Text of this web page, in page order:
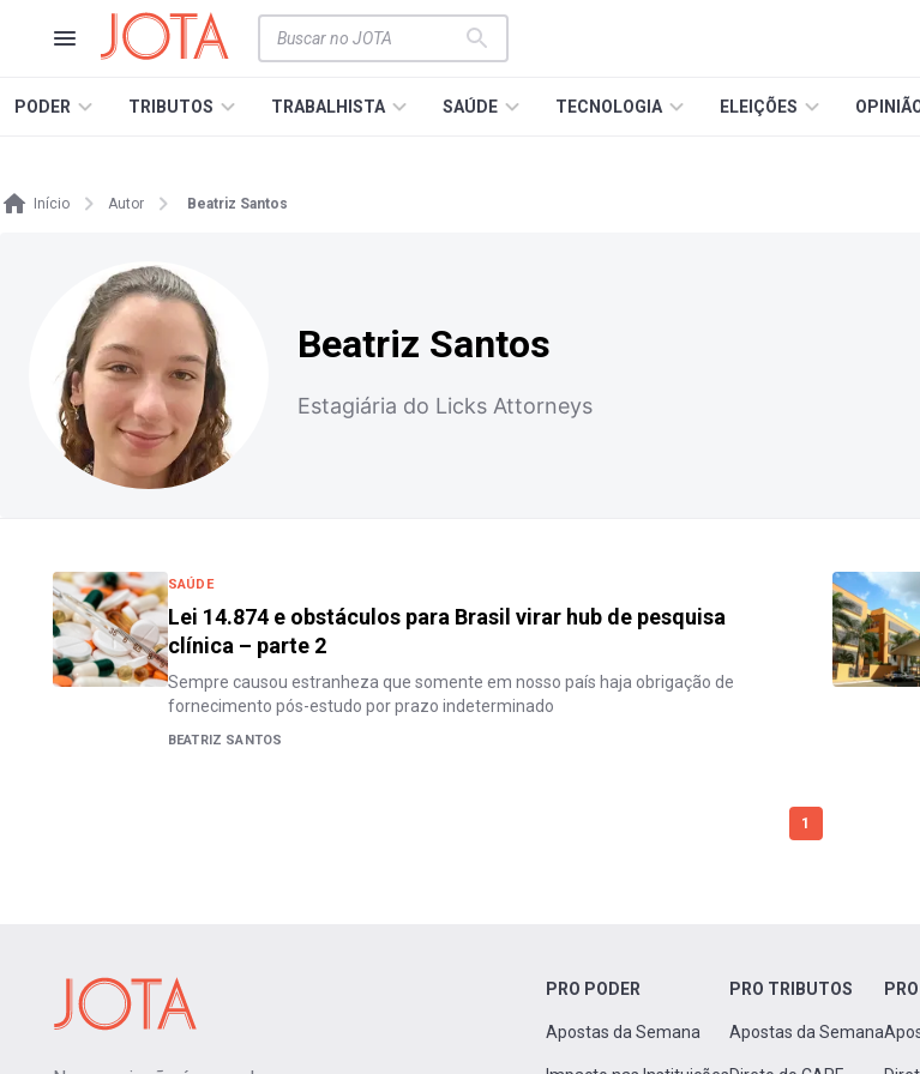
PODER TRIBUTOS TRABALHISTA SAÚDE TECNOLOGIA ELEIÇÕES
Início Autor Beatriz Santos
Beatriz Santos
Estagiária do Licks Attorneys
SAÚDE
Lei 14.874 e obstáculos para Brasil virar hub de pesquisa
clínica – parte 2
Sempre causou estranheza que somente em nosso país haja obrigação de
fornecimento pós-estudo por prazo indeterminado
BEATRIZ SANTOS
1
PRO PODER
Apostas da Semana
PRO TRIBUTOS
Apostas da Semana